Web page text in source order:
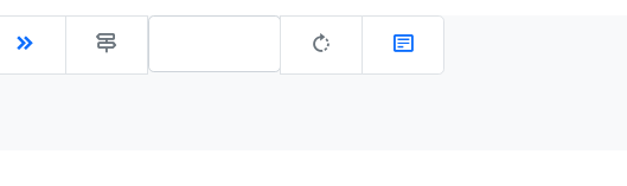
Gehe zu Seite: